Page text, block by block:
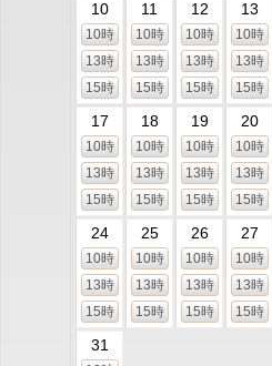
10
10時
13時
15時
11
10時
13時
15時
12
10時
13時
15時
13
10時
13時
15時
17
10時
13時
15時
18
10時
13時
15時
19
10時
13時
15時
20
10時
13時
15時
24
10時
13時
15時
25
10時
13時
15時
26
10時
13時
15時
27
10時
13時
15時
31